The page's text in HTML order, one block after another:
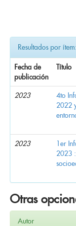
Resultados por ítem:
Fecha de
publicación
Título
2023
4to
2022
2023
1er
2023
Otras
Autor